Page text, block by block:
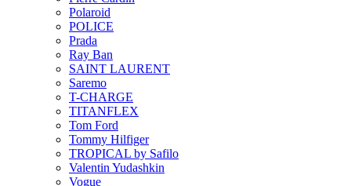
Polaroid
POLICE
Prada
Ray Ban
SAINT LAURENT
Saremo
T-CHARGE
TITANFLEX
Tom Ford
Tommy Hilfiger
TROPICAL by Safilo
Valentin Yudashkin
Vogue